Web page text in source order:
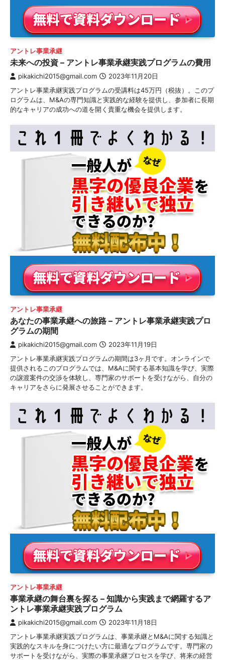
アントレ事業承継
未来への投資 – アントレ事業承継実践プログラムの費用
pikakichi2015@gmail.com 2023年11月20日
アントレ事業承継実践プログラムの受講料は45万円（税抜）。このプ
ログラムは、M&Aの専門知識と実践的な経験を提供し、参加者に長期
的なキャリアの成功への道を開く貴重な機会を提供します。
アントレ事業承継
あなたの事業承継への旅路 – アントレ事業承継実践プロ
グラムの期間
pikakichi2015@gmail.com 2023年11月19日
アントレ事業承継実践プログラムの期間は3ヶ月です。オンラインで
提供されるこのプログラムでは、M&Aに関する基本知識を学び、実際
の譲渡案件の交渉を体験し、専門家のサポートを受けながら、自分の
キャリアをさらに発展させることができます。
アントレ事業承継
事業承継の舞台裏を探る – 知識から実践まで網羅するア
ントレ事業承継実践プログラム
pikakichi2015@gmail.com 2023年11月18日
アントレ事業承継実践プログラムは、事業承継とM&Aに関する知識と
実践的なスキルを身につけたい方に最適なプログラムです。専門家の
サポートを受けながら、実際の事業承継プロセスを学び、将来の経営